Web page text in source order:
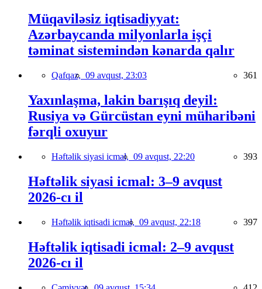
Müqaviləsiz iqtisadiyyat:
Azərbaycanda milyonlarla işçi
təminat sistemindən kənarda qalır
Qafqaz, 09 avqust, 23:03 361
Yaxınlaşma, lakin barışıq deyil:
Rusiya və Gürcüstan eyni müharibəni
fərqli oxuyur
Həftəlik siyasi icmal, 09 avqust, 22:20 393
Həftəlik siyasi icmal: 3–9 avqust
2026-cı il
Həftəlik iqtisadi icmal, 09 avqust, 22:18 397
Həftəlik iqtisadi icmal: 2–9 avqust
2026-cı il